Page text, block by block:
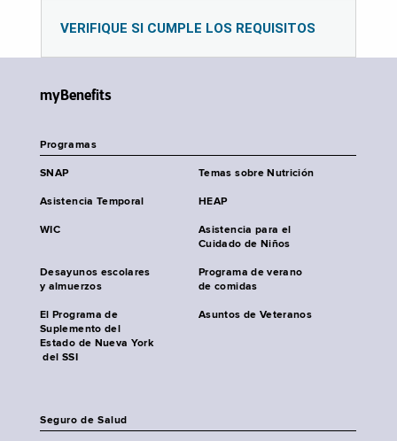
VERIFIQUE SI CUMPLE LOS REQUISITOS
myBenefits
Programas
SNAP Temas sobre Nutrición
Asistencia Temporal HEAP
WIC
Asistencia para el
Cuidado de Niños
Desayunos escolares
y almuerzos
Programa de verano
de comidas
El Programa de
Suplemento del
Estado de Nueva York
del SSI
Asuntos de Veteranos
Seguro de Salud